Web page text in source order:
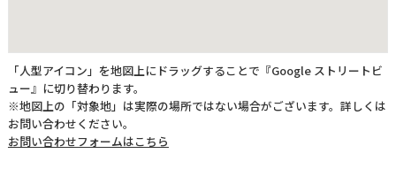
「人型アイコン」を地図上にドラッグすることで『Google ストリートビ
ュー』に切り替わります。
※地図上の「対象地」は実際の場所ではない場合がございます。詳しくは
お問い合わせください。
お問い合わせフォームはこちら